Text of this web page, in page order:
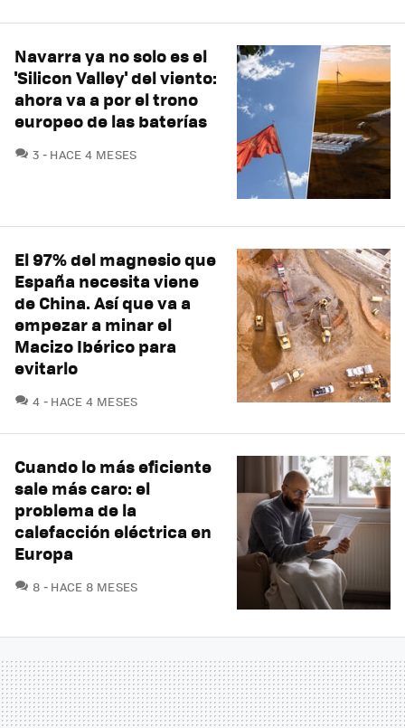
Navarra ya no solo es el
'Silicon Valley' del viento:
ahora va a por el trono
europeo de las baterías
3 COMENTARIOS
HACE 4 MESES
El 97% del magnesio que
España necesita viene
de China. Así que va a
empezar a minar el
Macizo Ibérico para
evitarlo
4 COMENTARIOS
HACE 4 MESES
Cuando lo más eficiente
sale más caro: el
problema de la
calefacción eléctrica en
Europa
8 COMENTARIOS
HACE 8 MESES